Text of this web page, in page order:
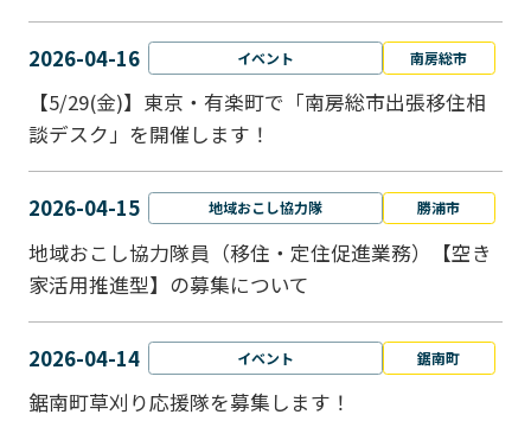
2026-04-16 イベント 南房総市
【5/29(金)】東京・有楽町で「南房総市出張移住相
談デスク」を開催します！
2026-04-15 地域おこし協力隊 勝浦市
地域おこし協力隊員（移住・定住促進業務）【空き
家活用推進型】の募集について
2026-04-14 イベント 鋸南町
鋸南町草刈り応援隊を募集します！